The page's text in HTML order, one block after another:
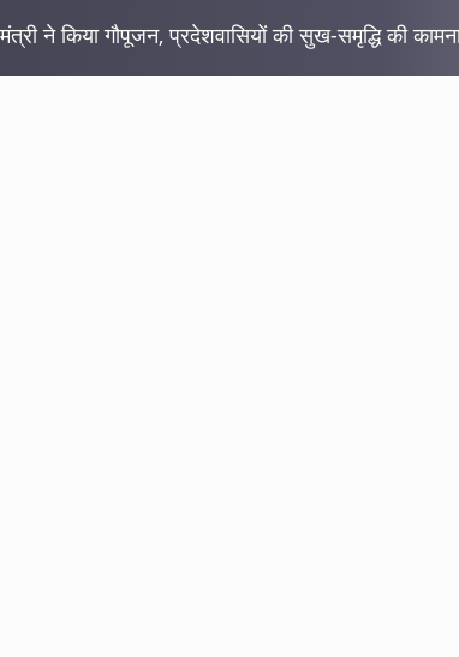
ने किया गौपूजन, प्रदेशवासियों की सुख-समृद्धि की